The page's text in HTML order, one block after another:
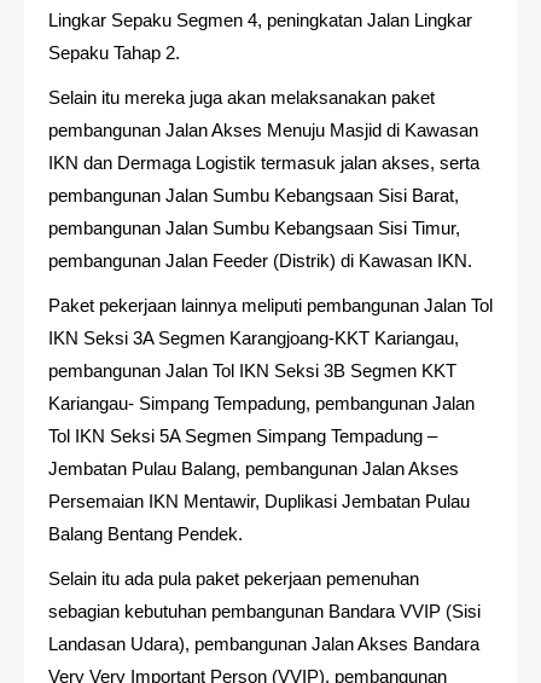
Lingkar Sepaku Segmen 4, peningkatan Jalan Lingkar
Sepaku Tahap 2.
Selain itu mereka juga akan melaksanakan paket
pembangunan Jalan Akses Menuju Masjid di Kawasan
IKN dan Dermaga Logistik termasuk jalan akses, serta
pembangunan Jalan Sumbu Kebangsaan Sisi Barat,
pembangunan Jalan Sumbu Kebangsaan Sisi Timur,
pembangunan Jalan Feeder (Distrik) di Kawasan IKN.
Paket pekerjaan lainnya meliputi pembangunan Jalan Tol
IKN Seksi 3A Segmen Karangjoang-KKT Kariangau,
pembangunan Jalan Tol IKN Seksi 3B Segmen KKT
Kariangau- Simpang Tempadung, pembangunan Jalan
Tol IKN Seksi 5A Segmen Simpang Tempadung –
Jembatan Pulau Balang, pembangunan Jalan Akses
Persemaian IKN Mentawir, Duplikasi Jembatan Pulau
Balang Bentang Pendek.
Selain itu ada pula paket pekerjaan pemenuhan
sebagian kebutuhan pembangunan Bandara VVIP (Sisi
Landasan Udara), pembangunan Jalan Akses Bandara
Very Very Important Person (VVIP), pembangunan